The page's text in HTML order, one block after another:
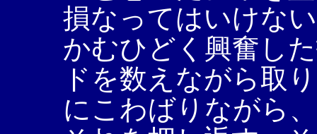
損なってはいけな
かむひどく興奮し
ドを数えながら取
にこわばりながら